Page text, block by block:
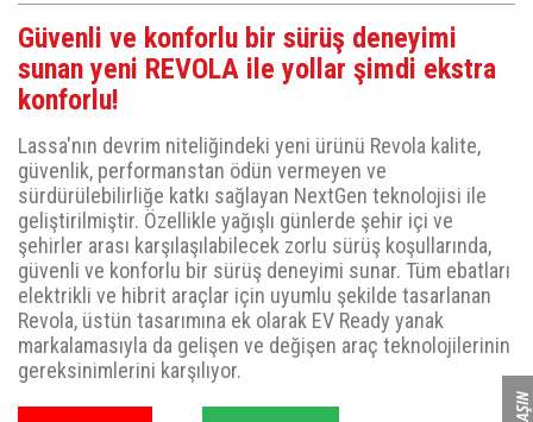
Güvenli ve konforlu bir sürüş deneyimi
sunan yeni REVOLA ile yollar şimdi ekstra
konforlu!
Lassa'nın devrim niteliğindeki yeni ürünü Revola kalite,
güvenlik, performanstan ödün vermeyen ve
sürdürülebilirliğe katkı sağlayan NextGen teknolojisi ile
geliştirilmiştir. Özellikle yağışlı günlerde şehir içi ve
şehirler arası karşılaşılabilecek zorlu sürüş koşullarında,
güvenli ve konforlu bir sürüş deneyimi sunar. Tüm ebatları
elektrikli ve hibrit araçlar için uyumlu şekilde tasarlanan
Revola, üstün tasarımına ek olarak EV Ready yanak
markalamasıyla da gelişen ve değişen araç teknolojilerinin
gereksinimlerini karşılıyor.